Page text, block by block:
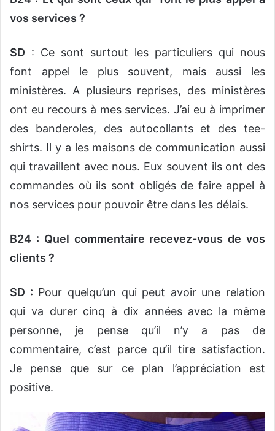
vos services ?
SD : Ce sont surtout les particuliers qui nous
font appel le plus souvent, mais aussi les
ministères. A plusieurs reprises, des ministères
ont eu recours à mes services. J’ai eu à imprimer
des banderoles, des autocollants et des tee-
shirts. Il y a les maisons de communication aussi
qui travaillent avec nous. Eux souvent ils ont des
commandes où ils sont obligés de faire appel à
nos services pour pouvoir être dans les délais.
B24 : Quel commentaire recevez-vous de vos
clients ?
SD : Pour quelqu’un qui peut avoir une relation
qui va durer cinq à dix années avec la même
personne, je pense qu’il n’y a pas de
commentaire, c’est parce qu’il tire satisfaction.
Je pense que sur ce plan l’appréciation est
positive.